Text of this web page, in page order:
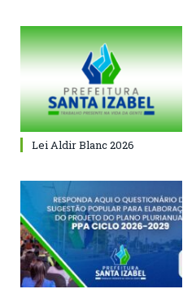
Lei Aldir Blanc 2026